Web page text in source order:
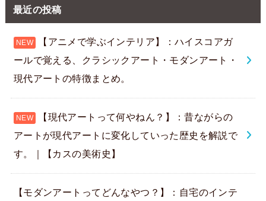
最近の投稿
【アニメで学ぶインテリア】：ハイスコアガ
ールで覚える、クラシックアート・モダンアート・
現代アートの特徴まとめ。
【現代アートって何やねん？】：昔ながらの
アートが現代アートに変化していった歴史を解説で
す。｜【カスの美術史】
【モダンアートってどんなやつ？】：自宅のインテ